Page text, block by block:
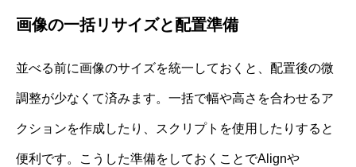
画像の一括リサイズと配置準備
並べる前に画像のサイズを統一しておくと、配置後の微
調整が少なくて済みます。一括で幅や高さを合わせるア
クションを作成したり、スクリプトを使用したりすると
便利です。こうした準備をしておくことでAlignや